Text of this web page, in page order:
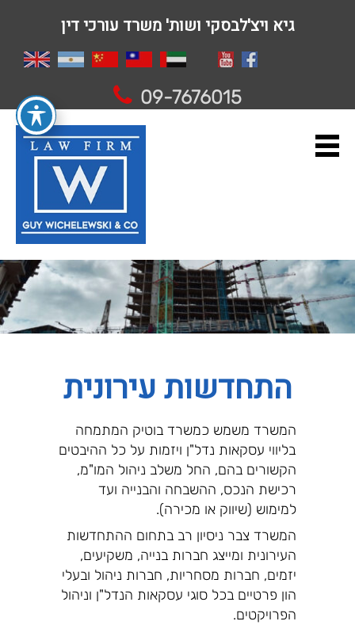
גיא ויצ'לבסקי ושות' משרד עורכי דין
09-7676015
התחדשות עירונית
המשרד משמש כמשרד בוטיק המתמחה
בליווי עסקאות נדל"ן ויזמות על כל ההיבטים
הקשורים בהם, החל משלב ניהול המו"מ,
רכישת הנכס, ההשבחה והבנייה ועד
למימוש (שיווק או מכירה).
המשרד צבר ניסיון רב בתחום ההתחדשות
העירונית ומייצג חברות בנייה, משקיעים,
יזמים, חברות מסחריות, חברות ניהול ובעלי
הון פרטיים בכל סוגי עסקאות הנדל"ן וניהול
הפרויקטים.